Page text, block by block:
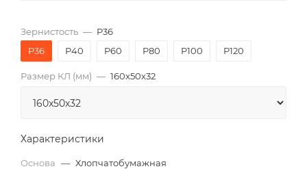
Зернистость — P36
P36
P40 P60 P80 P100 P120
Размер КЛ (мм) — 160x50x32
Характеристики
Основа — Хлопчатобумажная